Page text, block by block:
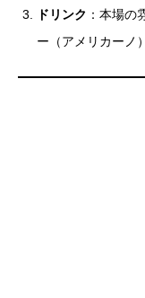
ドリンク ：本場の
ー（アメリカーノ